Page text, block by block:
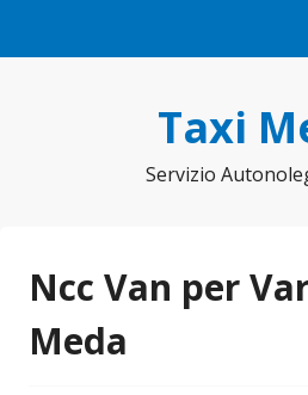
Taxi
Servizio
Ncc Van per
Meda